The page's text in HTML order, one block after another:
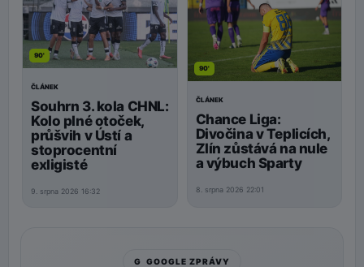
90'
ČLÁNEK
Souhrn 3. kola CHNL:
Kolo plné otoček,
průšvih v Ústí a
stoprocentní
exligisté
9. srpna 2026 16:32
90'
ČLÁNEK
Chance Liga:
Divočina v Teplicích,
Zlín zůstává na nule
a výbuch Sparty
8. srpna 2026 22:01
G GOOGLE ZPRÁVY